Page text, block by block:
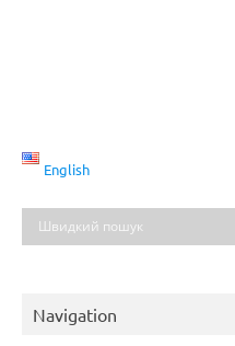
English
Navigation